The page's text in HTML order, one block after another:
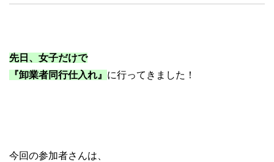
先日、女子だけで
『卸業者同行仕入れ』 に行ってきました！
今回の参加者さんは、